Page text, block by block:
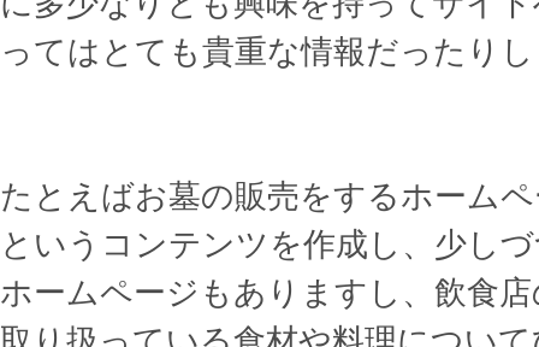
ってはとても貴重な情報だったり
たとえばお墓の販売をするホーム
というコンテンツを作成し、少し
ホームページもありますし、飲食